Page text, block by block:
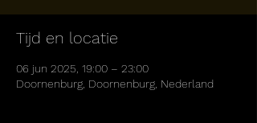
Tijd en locatie
06 jun 2025, 19:00 – 23:00
Doornenburg, Doornenburg, Nederland